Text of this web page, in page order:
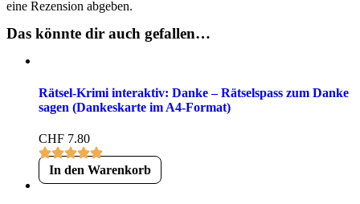
eine Rezension abgeben.
Das könnte dir auch gefallen…
Rätsel-Krimi interaktiv: Danke – Rätselspass zum Danke
sagen (Dankeskarte im A4-Format)
CHF 7.80
In den Warenkorb